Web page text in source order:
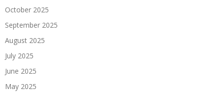
October 2025
September 2025
August 2025
July 2025
June 2025
May 2025